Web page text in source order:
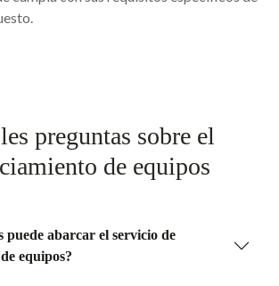
preguntas sobre el
de equipos
puede abarcar el servicio de
equipos?